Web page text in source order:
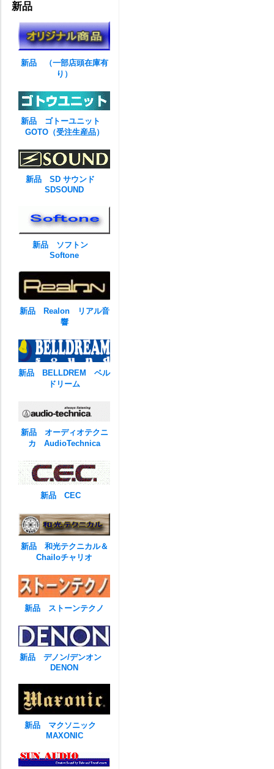
新品
新品 （一部店頭在庫有
り）
新品 ゴトーユニット
GOTO（受注生産品）
新品 SD サウンド
SDSOUND
新品 ソフトン
Softone
新品 Realon リアル音
響
新品 BELLDREM ベル
ドリーム
新品 オーディオテクニ
カ AudioTechnica
新品 CEC
新品 和光テクニカル＆
Chailoチャリオ
新品 ストーンテクノ
新品 デノン/デンオン
DENON
新品 マクソニック
MAXONIC